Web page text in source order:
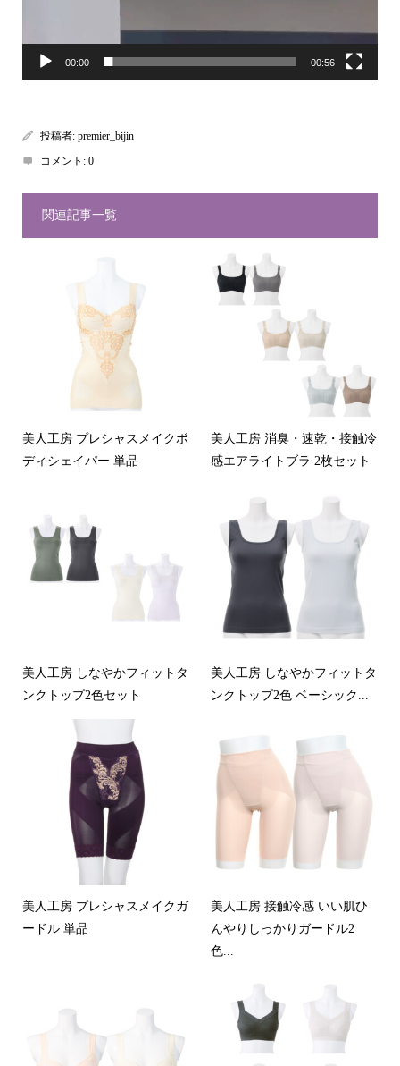
00:00 00:56
投稿者: premier_bijin
コメント: 0
関連記事一覧
美人工房 プレシャスメイクボ
ディシェイパー 単品
美人工房 消臭・速乾・接触冷
感エアライトブラ 2枚セット
美人工房 しなやかフィットタ
ンクトップ2色セット
美人工房 しなやかフィットタ
ンクトップ2色 ベーシック...
美人工房 プレシャスメイクガ
ードル 単品
美人工房 接触冷感 いい肌ひ
んやりしっかりガードル2
色...